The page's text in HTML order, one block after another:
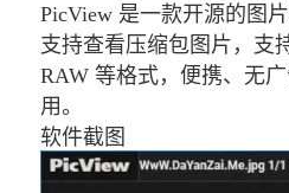
PicView 是一款开源的图
支持查看压缩包图片，支
RAW 等格式，便携、无
用。
软件截图